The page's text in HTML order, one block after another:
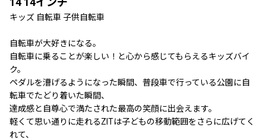
キッズ 自転車 子供自転車
自転車が大好きになる。
自転車に乗ることが楽しい！と心から感じてもらえるキッズバイ
ク。
ペダルを漕げるようになった瞬間、普段車で行っている公園に自
転車でたどり着いた瞬間、
達成感と自尊心で満たされた最高の笑顔に出会えます。
軽くて思い通りに走れるZITは子どもの移動範囲をさらに広げてく
れて、